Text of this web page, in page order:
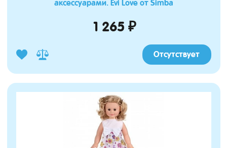
аксессуарами. Evi Love от Simba
1 265 ₽
Отсутствует